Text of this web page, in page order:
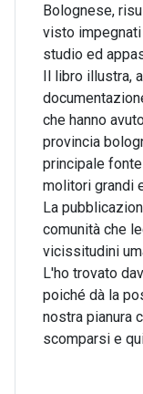
Bolognese,
visto
studio ed
Il libro illustra,
che hanno
provincia
principale
molitori grandi
La
comunità che
vicissitudini
L'ho trovato
poiché dà la
nostra pianura
scomparsi e